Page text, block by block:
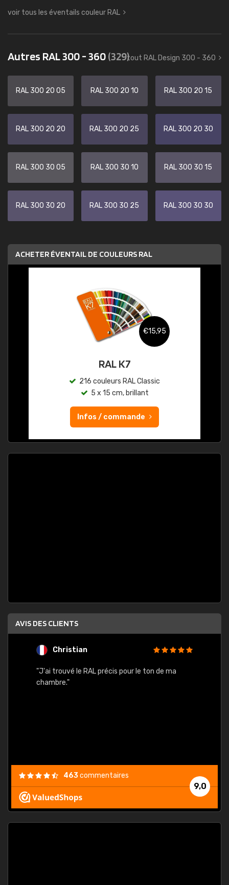
voir tous les éventails couleur RAL
Autres RAL 300 - 360(329)tout RAL Design 300 - 360
RAL 300 20 05 RAL 300 20 10 RAL 300 20 15
RAL 300 20 20 RAL 300 20 25 RAL 300 20 30
RAL 300 30 05 RAL 300 30 10 RAL 300 30 15
RAL 300 30 20 RAL 300 30 25 RAL 300 30 30
ACHETER ÉVENTAIL DE COULEURS RAL
€15,95
RAL K7
216 couleurs RAL Classic
5 x 15 cm, brillant
Infos / commande
AVIS DES CLIENTS
Christian
"J'ai trouvé le RAL précis pour le ton de ma
chambre."
9,0
463commentaires